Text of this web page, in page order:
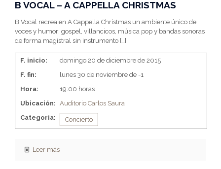
B VOCAL – A CAPPELLA CHRISTMAS
B Vocal recrea en A Cappella Christmas un ambiente único de
voces y humor: gospel, villancicos, música pop y bandas sonoras
de forma magistral sin instrumento […]
F. inicio:
domingo 20 de diciembre de 2015
F. fin:
lunes 30 de noviembre de -1
Hora:
19:00 horas
Ubicación: Auditorio Carlos Saura
Categoria:
Concierto
Leer más